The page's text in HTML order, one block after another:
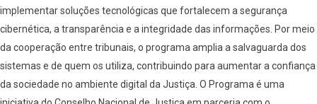
implementar soluções tecnológicas que fortalecem a segurança
cibernética, a transparência e a integridade das informações. Por meio
da cooperação entre tribunais, o programa amplia a salvaguarda dos
sistemas e de quem os utiliza, contribuindo para aumentar a confiança
da sociedade no ambiente digital da Justiça. O Programa é uma